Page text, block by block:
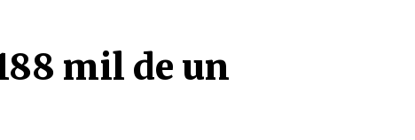
mil de un